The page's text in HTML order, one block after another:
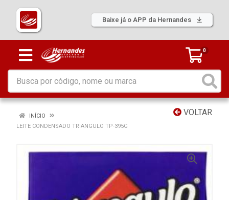
Baixe já o APP da Hernandes
0
VOLTAR
INÍCIO
LEITE CONDENSADO TRIANGULO TP-395G